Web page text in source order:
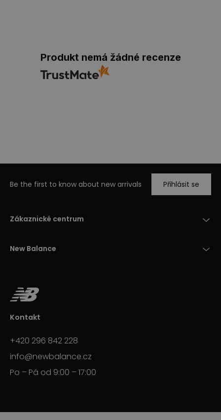
Produkt nemá žádné recenze
Be the first to know about new arrivals Přihlásit se
Zákaznické centrum
New Balance
Kontakt
+420 296 842 228
info@newbalance.cz
Po – Pá od 9:00 – 17:00